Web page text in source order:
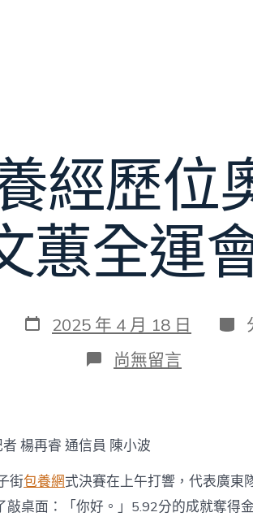
經歷位
蕙全運
發
表
2025 年 4 月 18 日 分
類
在
〈中
包
養
經
歷
位
尚無留言
楊再睿 通信員 陳小波
街包養網式決賽在上午打響，代表廣東
敲桌面：「你好。」5.92分的成就奪得